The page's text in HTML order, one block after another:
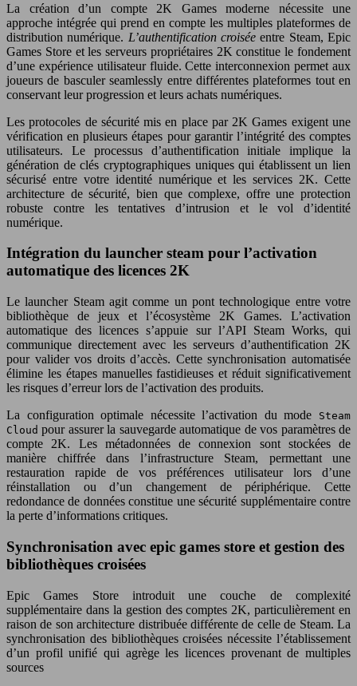
La création d’un compte 2K Games moderne nécessite une
approche intégrée qui prend en compte les multiples plateformes de
distribution numérique. L’authentification croisée entre Steam, Epic
Games Store et les serveurs propriétaires 2K constitue le fondement
d’une expérience utilisateur fluide. Cette interconnexion permet aux
joueurs de basculer seamlessly entre différentes plateformes tout en
conservant leur progression et leurs achats numériques.
Les protocoles de sécurité mis en place par 2K Games exigent une
vérification en plusieurs étapes pour garantir l’intégrité des comptes
utilisateurs. Le processus d’authentification initiale implique la
génération de clés cryptographiques uniques qui établissent un lien
sécurisé entre votre identité numérique et les services 2K. Cette
architecture de sécurité, bien que complexe, offre une protection
robuste contre les tentatives d’intrusion et le vol d’identité
numérique.
Intégration du launcher steam pour l’activation
automatique des licences 2K
Le launcher Steam agit comme un pont technologique entre votre
bibliothèque de jeux et l’écosystème 2K Games. L’activation
automatique des licences s’appuie sur l’API Steam Works, qui
communique directement avec les serveurs d’authentification 2K
pour valider vos droits d’accès. Cette synchronisation automatisée
élimine les étapes manuelles fastidieuses et réduit significativement
les risques d’erreur lors de l’activation des produits.
La configuration optimale nécessite l’activation du mode
Steam
Cloud pour assurer la sauvegarde automatique de vos paramètres de
compte 2K. Les métadonnées de connexion sont stockées de
manière chiffrée dans l’infrastructure Steam, permettant une
restauration rapide de vos préférences utilisateur lors d’une
réinstallation ou d’un changement de périphérique. Cette
redondance de données constitue une sécurité supplémentaire contre
la perte d’informations critiques.
Synchronisation avec epic games store et gestion des
bibliothèques croisées
Epic Games Store introduit une couche de complexité
supplémentaire dans la gestion des comptes 2K, particulièrement en
raison de son architecture distribuée différente de celle de Steam. La
synchronisation des bibliothèques croisées nécessite l’établissement
d’un profil unifié qui agrège les licences provenant de multiples
sources